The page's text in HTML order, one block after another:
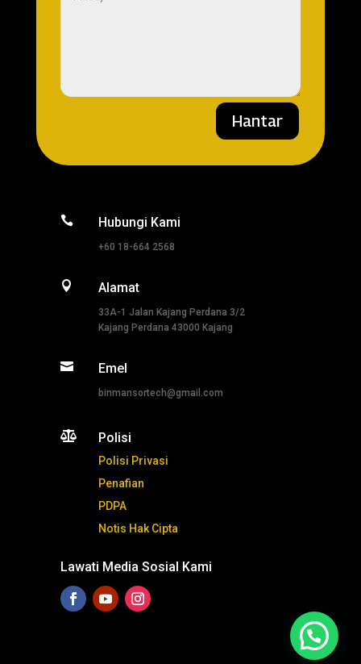
Hantar
 Hubungi Kami
+60 18-664 2568
 Alamat
33A-1 Jalan Kajang Perdana 3/2
Kajang Perdana 43000 Kajang
 Emel
binmansortech@gmail.com
 Polisi
Polisi Privasi
Penafian
PDPA
Notis Hak Cipta
Lawati Media Sosial Kami